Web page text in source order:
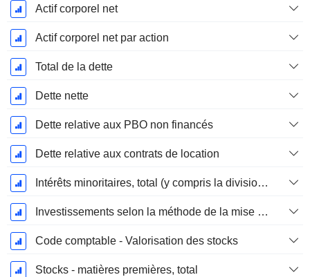
Actif corporel net
Actif corporel net par action
Total de la dette
Dette nette
Dette relative aux PBO non financés
Dette relative aux contrats de location
Intérêts minoritaires, total (y compris la division financière)
Investissements selon la méthode de la mise en équivalence, total
Code comptable - Valorisation des stocks
Stocks - matières premières, total